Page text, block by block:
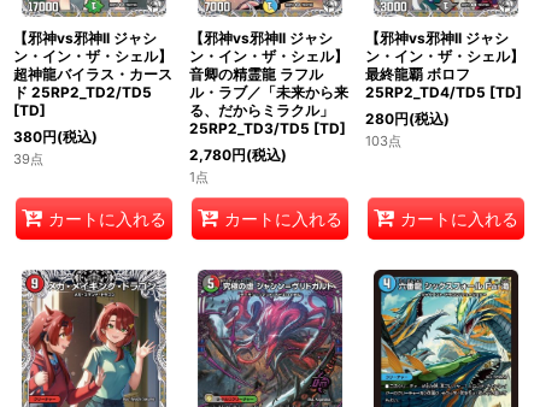
【邪神vs邪神II ジャシ
ン・イン・ザ・シェル】
超神龍バイラス・カース
ド 25RP2_TD2/TD5
[TD]
380円(税込)
39点
カートに入れる
【邪神vs邪神II ジャシ
ン・イン・ザ・シェル】
音卿の精霊龍 ラフル
ル・ラブ／「未来から来
る、だからミラクル」
25RP2_TD3/TD5 [TD]
2,780円(税込)
1点
カートに入れる
【邪神vs邪神II ジャシ
ン・イン・ザ・シェル】
最終龍覇 ボロフ
25RP2_TD4/TD5 [TD]
280円(税込)
103点
カートに入れる